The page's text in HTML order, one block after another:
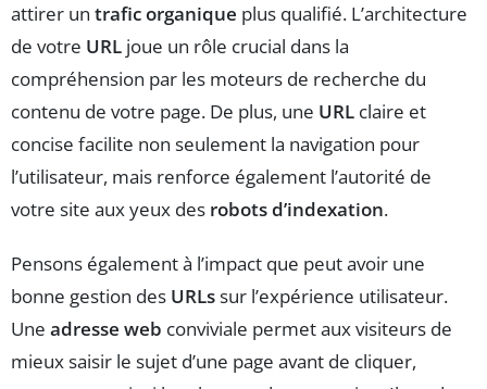
attirer un trafic organique plus qualifié. L’architecture
de votre URL joue un rôle crucial dans la
compréhension par les moteurs de recherche du
contenu de votre page. De plus, une URL claire et
concise facilite non seulement la navigation pour
l’utilisateur, mais renforce également l’autorité de
votre site aux yeux des robots d’indexation.
Pensons également à l’impact que peut avoir une
bonne gestion des URLssur l’expérience utilisateur.
Une adresse web conviviale permet aux visiteurs de
mieux saisir le sujet d’une page avant de cliquer,